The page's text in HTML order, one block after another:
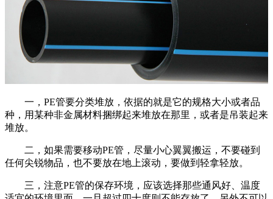
一，PE管要分类堆放，依据的就是它的规格大小或者品
种，用某种非金属材料捆绑起来堆放在那里，或者是吊装起来
堆放。
二，如果需要移动PE管，尽量小心翼翼搬运，不要碰到
任何尖锐物品，也不要放在地上滚动，要做到轻拿轻放。
三，注意PE管的保存环境，应该选择那些通风好、温度